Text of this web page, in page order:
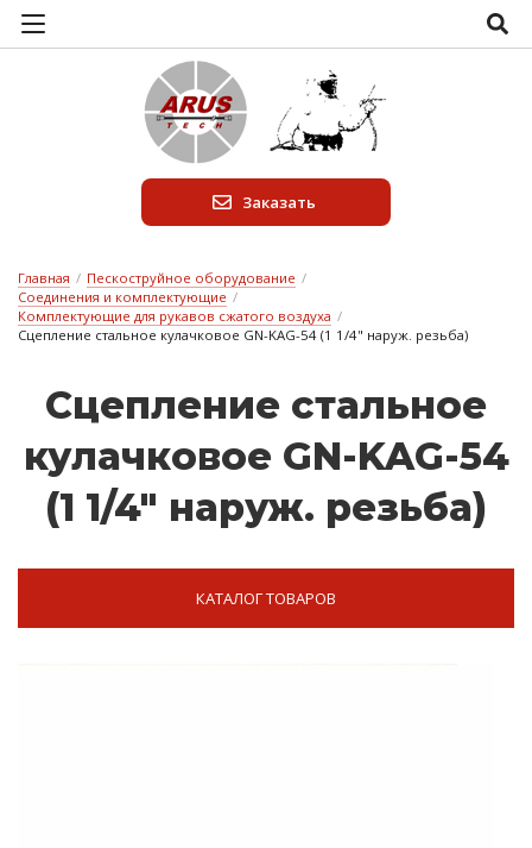
Заказать
Главная / Пескоструйное оборудование /
Соединения и комплектующие /
Комплектующие для рукавов сжатого воздуха /
Сцепление стальное кулачковое GN-KAG-54 (1 1/4" наруж. резьба)
Сцеп­ле­ние сталь­ное
ку­лач­ко­вое GN-KAG-54
(1 1/4" на­руж. резь­ба)
КАТАЛОГ ТОВАРОВ